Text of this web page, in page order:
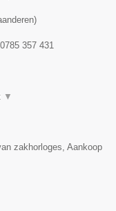
)
357 431
▼
zakhorloges, Aankoop